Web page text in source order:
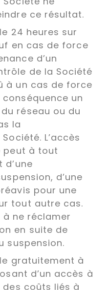
ce résultat.
24 heures sur
en cas de force
d’un
de la Société
à un cas de force
un
réseau ou du
la
L’accès
peut à tout
d’une
d’une
pour une
tout autre cas.
à ne réclamer
en suite de
suspension.
gratuitement à
d’un accès à
des coûts liés à